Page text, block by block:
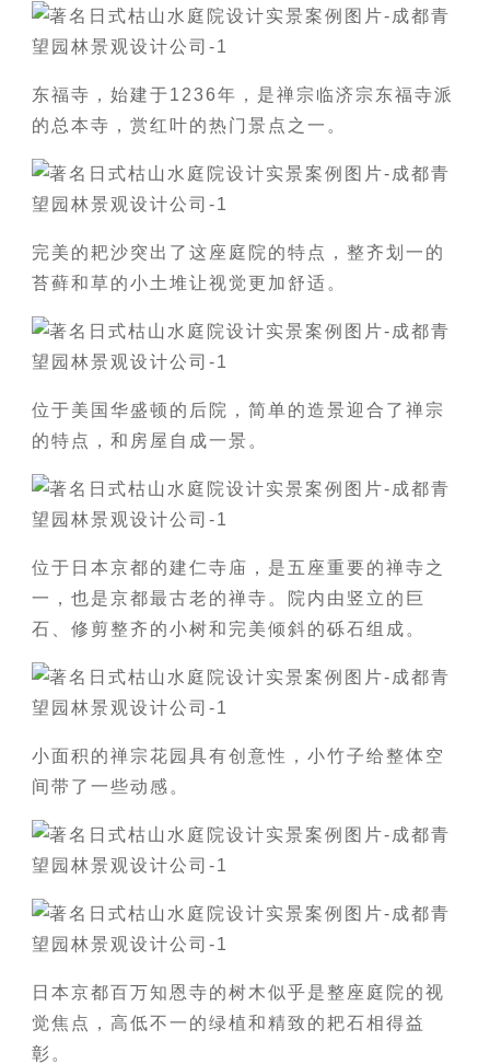
东福寺，始建于1236年，是禅宗临济宗东福寺派
的总本寺，赏红叶的热门景点之一。
完美的耙沙突出了这座庭院的特点，整齐划一的
苔藓和草的小土堆让视觉更加舒适。
位于美国华盛顿的后院，简单的造景迎合了禅宗
的特点，和房屋自成一景。
位于日本京都的建仁寺庙，是五座重要的禅寺之
一，也是京都最古老的禅寺。院内由竖立的巨
石、修剪整齐的小树和完美倾斜的砾石组成。
小面积的禅宗花园具有创意性，小竹子给整体空
间带了一些动感。
日本京都百万知恩寺的树木似乎是整座庭院的视
觉焦点，高低不一的绿植和精致的耙石相得益
彰。